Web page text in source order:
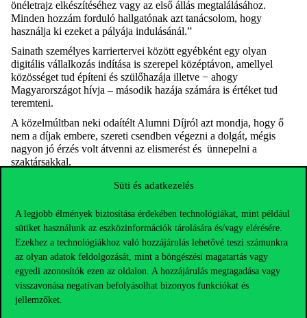
Süti és adatkezelés
A legjobb élmények biztosítása érdekében technológiákat, mint például
sütiket használunk az eszközinformációk tárolására és/vagy elérésére.
Ezekhez a technológiákhoz való hozzájárulás lehetővé teszi számunkra
az olyan adatok feldolgozását, mint a böngészési magatartás vagy
egyedi azonosítók ezen az oldalon. A hozzájárulás megtagadása vagy
visszavonása negatívan befolyásolhat bizonyos funkciókat és
jellemzőket.
önéletrajz elkészítéséhez vagy az első állás megtalálásához.
Minden hozzám forduló hallgatónak azt tanácsolom, hogy
használja ki ezeket a pályája indulásánál.”
Sainath személyes karriertervei között egyébként egy olyan
digitális vállalkozás indítása is szerepel középtávon, amellyel
közösséget tud építeni és szülőhazája illetve − ahogy
Magyarországot hívja – második hazája számára is értéket tud
teremteni.
A közelmúltban neki odaítélt Alumni Díjról azt mondja, hogy ő
nem a díjak embere, szereti csendben végezni a dolgát, mégis
nagyon jó érzés volt átvenni az elismerést és ünnepelni a
szaktársakkal.
„Több ezer kilométerre innen, Indiából származva, soha nem
Budapesten, hogy díjjal is elismerik az erőfeszítéseimet. Egy álom
vált számomra és a családom számára valóra azzal, hogy
megkaptam a CorvinusAlumniDíjat” – meséliSainath.